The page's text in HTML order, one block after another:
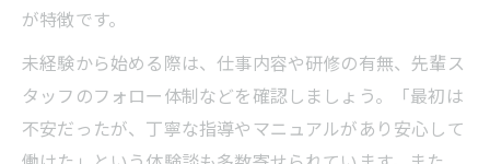
が特徴です。
未経験から始める際は、仕事内容や研修の有無、先輩ス
タッフのフォロー体制などを確認しましょう。「最初は
不安だったが、丁寧な指導やマニュアルがあり安心して